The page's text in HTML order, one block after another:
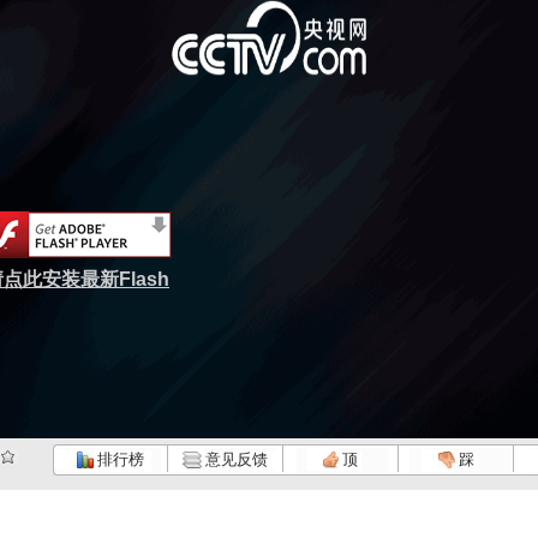
点此安装最新Flash
排行榜 意见反馈 顶 踩